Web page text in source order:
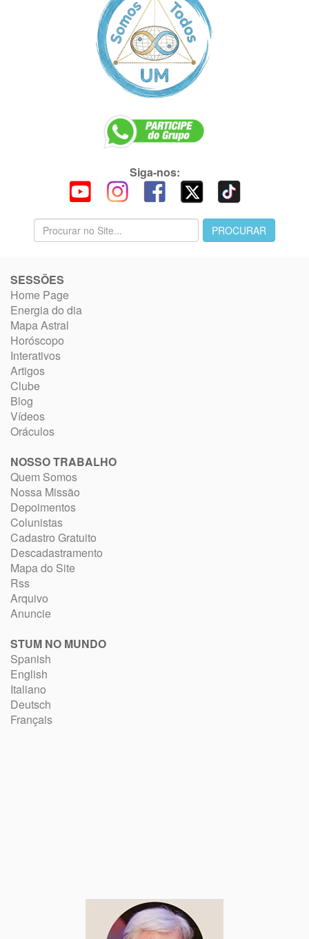
Siga-nos:
SESSÕES
Home Page
Energia do dia
Mapa Astral
Horóscopo
Interativos
Artigos
Clube
Blog
Vídeos
Oráculos
NOSSO TRABALHO
Quem Somos
Nossa Missão
Depoimentos
Colunistas
Cadastro Gratuito
Descadastramento
Mapa do Site
Rss
Arquivo
Anuncie
STUM NO MUNDO
Spanish
English
Italiano
Deutsch
Français